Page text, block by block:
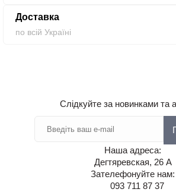
Доставка
по всій Україні
Слідкуйте за новинками та
Наша адреса:
Дегтяревская, 26 А
Зателефонуйте нам:
093 711 87 37